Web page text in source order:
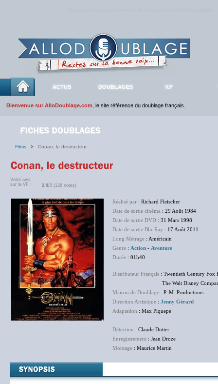
ACTUS DOUBLAGES V.F
Bienvenue sur AlloDoublage.com , le site référence du doublage français.
Films > Conan, le destructeur
Votre avis
sur la VF :
2.0/5 (126 notes)
Réalisé par : Richard Fleischer
Date de sortie cinéma : 29 Août 1984
Date de sortie DVD : 31 Mars 1998
Date de sortie Blu-Ray : 17 Août 2011
Long Métrage : Américain
Genre : Action - Aventure
Durée : 01h40
Distributeur Français : Twentieth Century Fox
The Walt Disney Company
Maison de Doublage : P. M. Productions
Direction Artistique : Jenny Gérard
Adaptation : Max Piquepe
Détection : Claude Dutter
Enregistrement : Jean Droze
Montage : Maurice Martin